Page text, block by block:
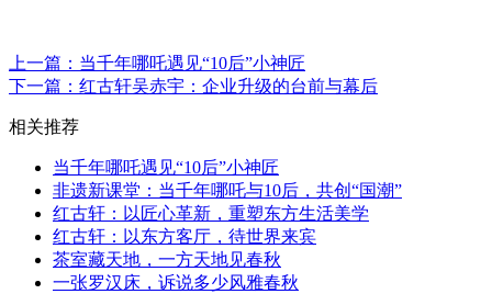
上一篇：当千年哪吒遇见“10后”小神匠
下一篇：红古轩吴赤宇：企业升级的台前与幕后
相关推荐
当千年哪吒遇见“10后”小神匠
非遗新课堂：当千年哪吒与10后，共创“国潮”
红古轩：以匠心革新，重塑东方生活美学
红古轩：以东方客厅，待世界来宾
茶室藏天地，一方天地见春秋
一张罗汉床，诉说多少风雅春秋